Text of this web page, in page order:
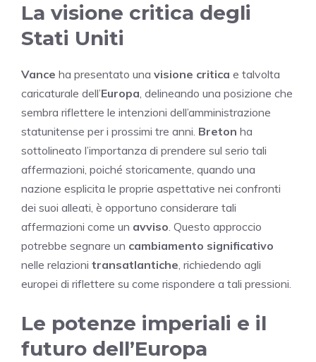
La visione critica degli
Stati Uniti
Vance ha presentato una visione critica e talvolta
caricaturale dell’Europa, delineando una posizione che
sembra riflettere le intenzioni dell’amministrazione
statunitense per i prossimi tre anni. Breton ha
sottolineato l’importanza di prendere sul serio tali
affermazioni, poiché storicamente, quando una
nazione esplicita le proprie aspettative nei confronti
dei suoi alleati, è opportuno considerare tali
affermazioni come un avviso. Questo approccio
potrebbe segnare un cambiamento significativo
nelle relazioni transatlantiche, richiedendo agli
europei di riflettere su come rispondere a tali pressioni.
Le potenze imperiali e il
futuro dell’Europa